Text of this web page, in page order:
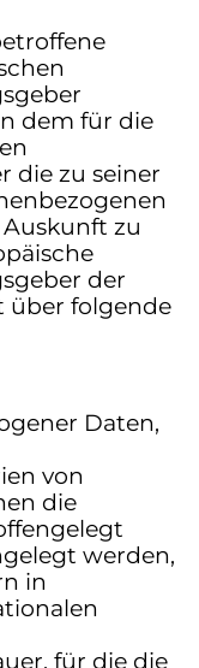
dem für die
die zu seiner
zu
der
über folgende
Daten,
von
die
werden,
in
für die die